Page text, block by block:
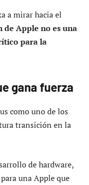
a mirar hacia el
de Apple no es una
para la
gana fuerza
como uno de los
transición en la
de hardware,
una Apple que